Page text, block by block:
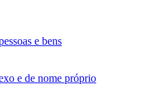
e bens
e de nome próprio